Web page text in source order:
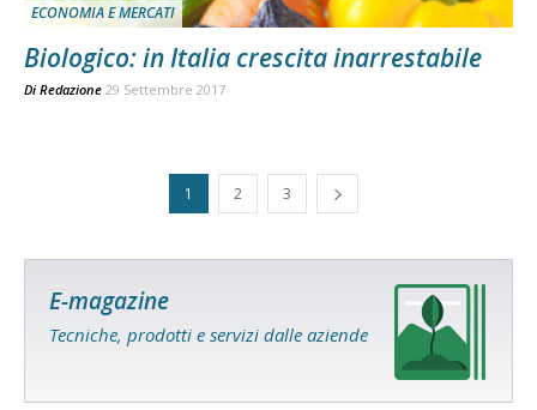
ECONOMIA E MERCATI
Biologico: in Italia crescita inarrestabile
Di Redazione 29 Settembre 2017
1 2 3
E-magazine
Tecniche, prodotti e servizi dalle aziende